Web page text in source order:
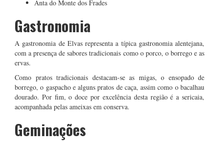
Anta do Monte dos Frades
Gastronomia
A gastronomia de Elvas representa a típica gastronomia alentejana,
com a presença de sabores tradicionais como o porco, o borrego e as
ervas.
Como pratos tradicionais destacam-se as migas, o ensopado de
borrego, o gaspacho e alguns pratos de caça, assim como o bacalhau
dourado. Por fim, o doce por excelência desta região é a sericaia,
acompanhada pelas ameixas em conserva.
Geminações